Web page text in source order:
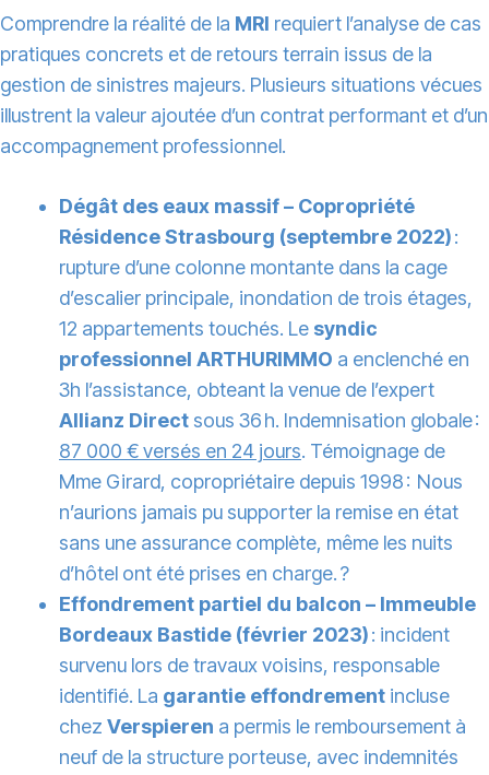
Comprendre la réalité de la MRI requiert l’analyse de cas
pratiques concrets et de retours terrain issus de la
gestion de sinistres majeurs. Plusieurs situations vécues
illustrent la valeur ajoutée d’un contrat performant et d’un
accompagnement professionnel.
Dégât des eaux massif – Copropriété
Résidence Strasbourg (septembre 2022):
rupture d’une colonne montante dans la cage
d’escalier principale, inondation de trois étages,
12 appartements touchés. Le syndic
professionnel ARTHURIMMO a enclenché en
3h l’assistance, obteant la venue de l’expert
Allianz Direct sous 36 h. Indemnisation globale :
87 000 € versés en 24 jours. Témoignage de
Mme Girard, copropriétaire depuis 1998 : Nous
n’aurions jamais pu supporter la remise en état
sans une assurance complète, même les nuits
d’hôtel ont été prises en charge. ?
Effondrement partiel du balcon – Immeuble
Bordeaux Bastide (février 2023): incident
survenu lors de travaux voisins, responsable
identifié. La garantie effondrement incluse
chez Verspieren a permis le remboursement à
neuf de la structure porteuse, avec indemnités